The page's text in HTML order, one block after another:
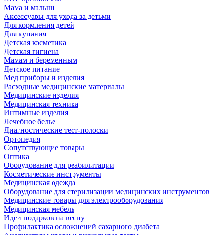
Мама и малыш
Аксессуары для ухода за детьми
Для кормления детей
Для купания
Детская косметика
Детская гигиена
Мамам и беременным
Детское питание
Мед приборы и изделия
Расходные медицинские материалы
Медицинские изделия
Медицинская техника
Интимные изделия
Лечебное белье
Диагностические тест-полоски
Ортопедия
Сопутствующие товары
Оптика
Оборудование для реабилитации
Косметические инструменты
Медицинская одежда
Оборудование для стерилизации медицинских инструментов
Медицинские товары для электрооборудования
Медицинская мебель
Идеи подарков на весну
Профилактика осложнений сахарного диабета